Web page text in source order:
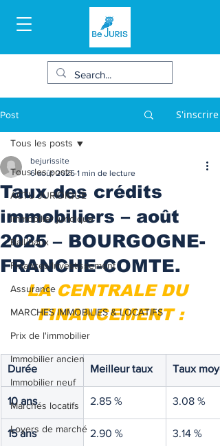
Post S'inscrire
Tous les posts
ACTU JURIDIQUE
Immobilier juridique
Bail/baux
Finances/Investissement
Assurance
MARCHES IMMOBILIES & LOCATIFS
Prix de l'immobilier
Immobilier ancien
Immobilier neuf
Marchés locatifs
Loyers de marché
Tous les posts
Taux des crédits
immobiliers – août
2025 – BOURGOGNE-
FRANCHE-COMTE.
bejurissite
6 août 2025 1 min de lecture
LA CENTRALE DU
FINANCEMENT :
Durée Meilleur taux Taux
10 ans 2.85 % 3.08 %
15 ans 2.90 % 3.14 %